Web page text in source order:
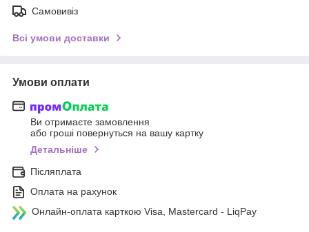
Самовивіз
Всі умови доставки
Умови оплати
Ви отримаєте замовлення
або гроші повернуться на вашу картку
Детальніше
Післяплата
Оплата на рахунок
Онлайн-оплата карткою Visa, Mastercard - LiqPay